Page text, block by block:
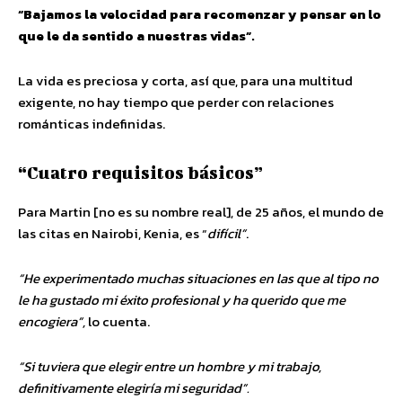
“Bajamos la velocidad para recomenzar y pensar en lo
que le da sentido a nuestras vidas”.
La vida es preciosa y corta, así que, para una multitud
exigente, no hay tiempo que perder con relaciones
románticas indefinidas.
“Cuatro requisitos básicos”
Para Martin [no es su nombre real], de 25 años, el mundo de
las citas en Nairobi, Kenia, es “difícil”.
“He experimentado muchas situaciones en las que al tipo no
le ha gustado mi éxito profesional y ha querido que me
encogiera”,lo cuenta.
“Si tuviera que elegir entre un hombre y mi trabajo,
definitivamente elegiría mi seguridad”.